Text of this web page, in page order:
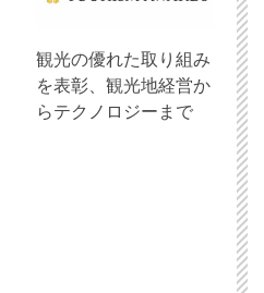
観光の優れた取り組み
を表彰、観光地経営か
らテクノロジーまで